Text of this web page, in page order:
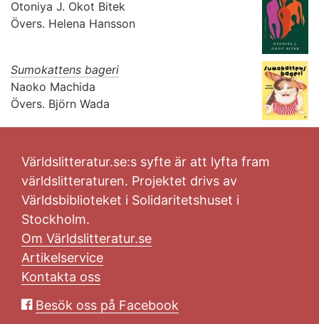
Otoniya J. Okot Bitek
Övers. Helena Hansson
Sumokattens bageri
Naoko Machida
Övers. Björn Wada
Världslitteratur.se:s syfte är att lyfta fram
världslitteraturen. Projektet drivs av
Världsbiblioteket i Solidaritetshuset i
Stockholm.
Om Världslitteratur.se
Artikelservice
Kontakta oss
Besök oss på Facebook